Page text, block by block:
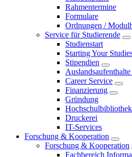
Rahmentermine
Formulare
Ordnungen /
Service für Studierende
Studienstart
Starting Your
Stipendien
Career Service
Finanzierung
Gründung
Hochschulbibliothek
Druckerei
IT-Services
Forschung & Kooperation
Forschung & Kooperation
Fachbereich